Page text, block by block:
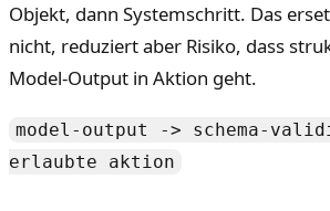
Objekt, dann Systemschritt. Das
nicht, reduziert aber Risiko, dass
Model-Output in Aktion geht.
model-output -> schema-
erlaubte aktion